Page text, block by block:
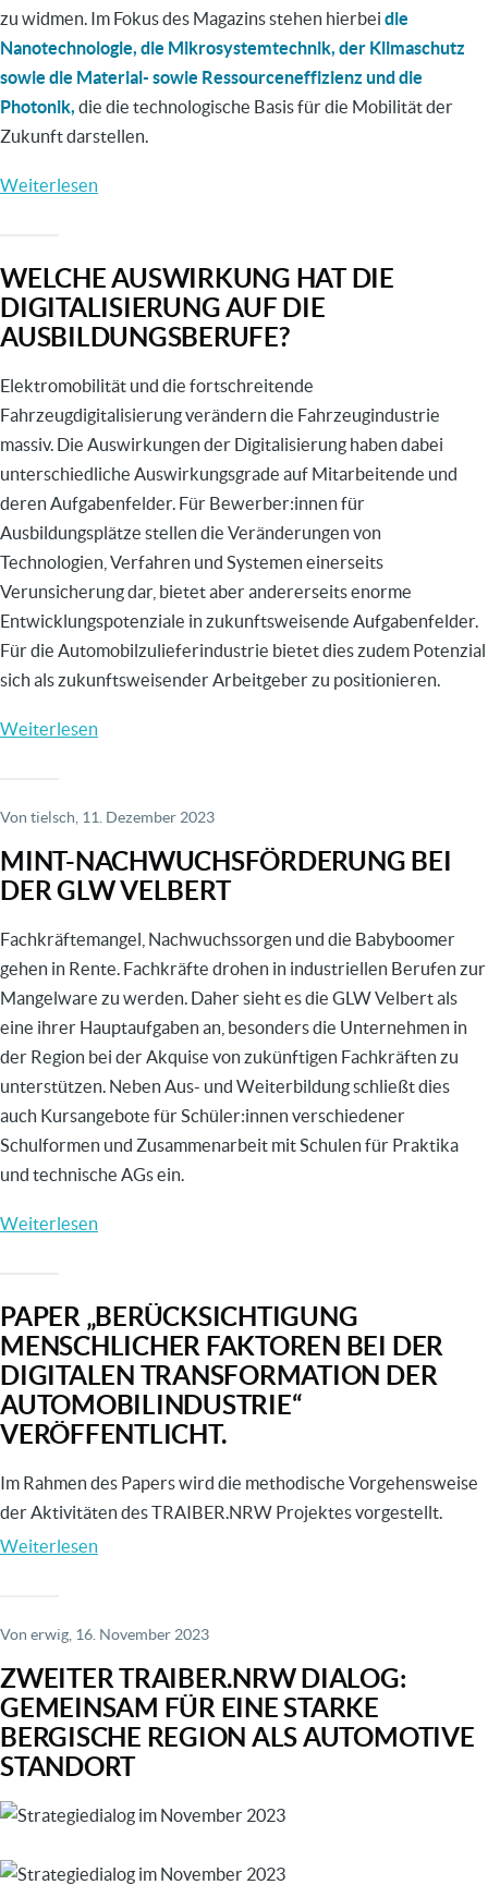
zu widmen. Im Fokus des Magazins stehen hierbei die
Nanotechnologie, die Mikrosystemtechnik, der Klimaschutz
sowie die Material- sowie Ressourceneffizienz und die
Photonik, die die technologische Basis für die Mobilität der
Zukunft darstellen.
Weiterlesen
Automobil
der
Zukunft"
WELCHE AUSWIRKUNG HAT DIE
DIGITALISIERUNG AUF DIE
AUSBILDUNGSBERUFE?
Elektromobilität und die fortschreitende
Fahrzeugdigitalisierung verändern die Fahrzeugindustrie
massiv. Die Auswirkungen der Digitalisierung haben dabei
unterschiedliche Auswirkungsgrade auf Mitarbeitende und
deren Aufgabenfelder. Für Bewerber:innen für
Ausbildungsplätze stellen die Veränderungen von
Technologien, Verfahren und Systemen einerseits
Verunsicherung dar, bietet aber andererseits enorme
Entwicklungspotenziale in zukunftsweisende Aufgabenfelder.
Für die Automobilzulieferindustrie bietet dies zudem Potenzial
sich als zukunftsweisender Arbeitgeber zu positionieren.
Weiterlesen
hat
die
Digitalisierung
auf
die
Ausbildungsberufe?
Von tielsch , 11. Dezember 2023
MINT-NACHWUCHSFÖRDERUNG BEI
DER GLW VELBERT
Fachkräftemangel, Nachwuchssorgen und die Babyboomer
gehen in Rente. Fachkräfte drohen in industriellen Berufen zur
Mangelware zu werden. Daher sieht es die GLW Velbert als
eine ihrer Hauptaufgaben an, besonders die Unternehmen in
der Region bei der Akquise von zukünftigen Fachkräften zu
unterstützen. Neben Aus- und Weiterbildung schließt dies
auch Kursangebote für Schüler:innen verschiedener
Schulformen und Zusammenarbeit mit Schulen für Praktika
und technische AGs ein.
Weiterlesen
bei
der
GLW
Velbert
PAPER „BERÜCKSICHTIGUNG
MENSCHLICHER FAKTOREN BEI DER
DIGITALEN TRANSFORMATION DER
AUTOMOBILINDUSTRIE“
VERÖFFENTLICHT.
Im Rahmen des Papers wird die methodische Vorgehensweise
der Aktivitäten des TRAIBER.NRW Projektes vorgestellt.
Weiterlesen
menschlicher
Faktoren
bei
der
digitalen
Transformation
der
veröffentlicht.
Von erwig , 16. November 2023
ZWEITER TRAIBER.NRW DIALOG:
GEMEINSAM FÜR EINE STARKE
BERGISCHE REGION ALS AUTOMOTIVE
STANDORT
Image
Image